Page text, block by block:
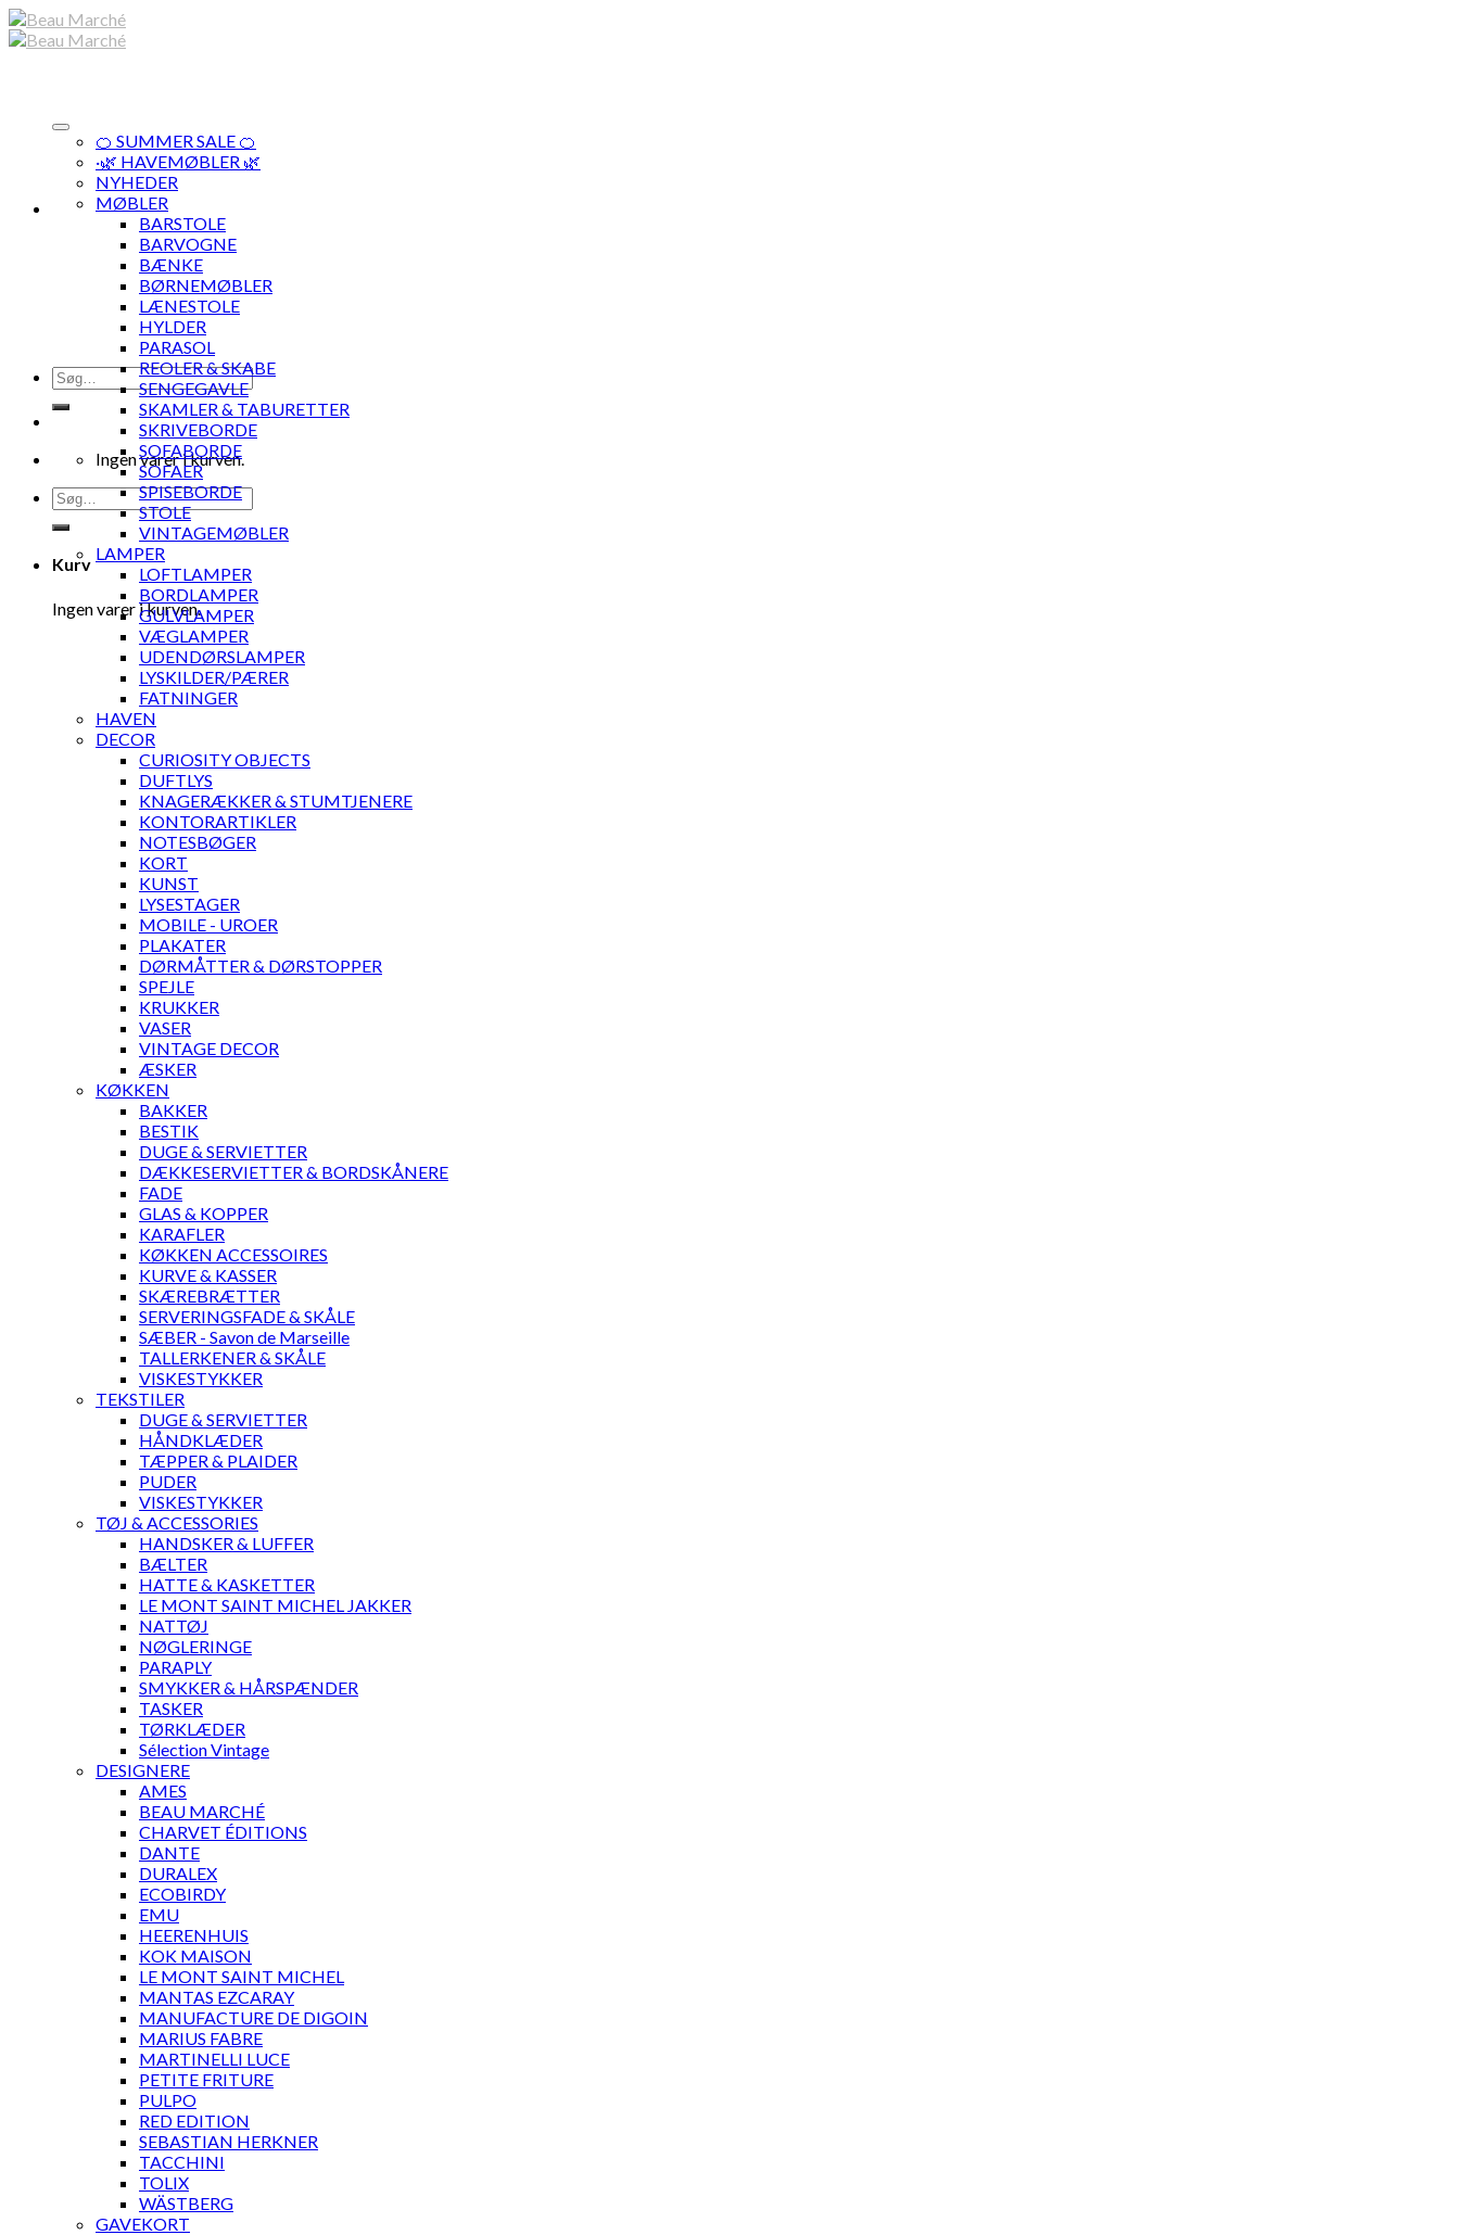
Skip
to
Søg
efter:
Ingen varer i kurven.
Søg
efter:
Kurv
Ingen varer i kurven.
🍊 SUMMER SALE 🍊
·🌿 HAVEMØBLER 🌿
NYHEDER
MØBLER
BARSTOLE
BARVOGNE
BÆNKE
BØRNEMØBLER
LÆNESTOLE
HYLDER
PARASOL
REOLER & SKABE
SENGEGAVLE
SKAMLER & TABURETTER
SKRIVEBORDE
SOFABORDE
SOFAER
SPISEBORDE
STOLE
VINTAGEMØBLER
LAMPER
LOFTLAMPER
BORDLAMPER
GULVLAMPER
VÆGLAMPER
UDENDØRSLAMPER
LYSKILDER/PÆRER
FATNINGER
HAVEN
DECOR
CURIOSITY OBJECTS
DUFTLYS
KNAGERÆKKER & STUMTJENERE
KONTORARTIKLER
NOTESBØGER
KORT
KUNST
LYSESTAGER
MOBILE - UROER
PLAKATER
DØRMÅTTER & DØRSTOPPER
SPEJLE
KRUKKER
VASER
VINTAGE DECOR
ÆSKER
KØKKEN
BAKKER
BESTIK
DUGE & SERVIETTER
DÆKKESERVIETTER & BORDSKÅNERE
FADE
GLAS & KOPPER
KARAFLER
KØKKEN ACCESSOIRES
KURVE & KASSER
SKÆREBRÆTTER
SERVERINGSFADE & SKÅLE
SÆBER - Savon de Marseille
TALLERKENER & SKÅLE
VISKESTYKKER
TEKSTILER
DUGE & SERVIETTER
HÅNDKLÆDER
TÆPPER & PLAIDER
PUDER
VISKESTYKKER
TØJ & ACCESSORIES
HANDSKER & LUFFER
BÆLTER
HATTE & KASKETTER
LE MONT SAINT MICHEL JAKKER
NATTØJ
NØGLERINGE
PARAPLY
SMYKKER & HÅRSPÆNDER
TASKER
TØRKLÆDER
Sélection Vintage
DESIGNERE
AMES
BEAU MARCHÉ
CHARVET ÉDITIONS
DANTE
DURALEX
ECOBIRDY
EMU
HEERENHUIS
KOK MAISON
LE MONT SAINT MICHEL
MANTAS EZCARAY
MANUFACTURE DE DIGOIN
MARIUS FABRE
MARTINELLI LUCE
PETITE FRITURE
PULPO
RED EDITION
SEBASTIAN HERKNER
TACCHINI
TOLIX
WÄSTBERG
GAVEKORT